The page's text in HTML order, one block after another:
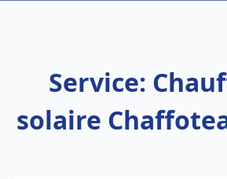
Service:
solaire